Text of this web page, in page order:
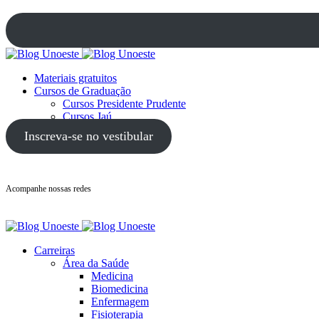
Materiais gratuitos
Cursos de Graduação
Cursos Presidente Prudente
Cursos Jaú
Cursos Guarujá
Inscreva-se no vestibular
Acompanhe nossas redes
Carreiras
Área da Saúde
Medicina
Biomedicina
Enfermagem
Fisioterapia